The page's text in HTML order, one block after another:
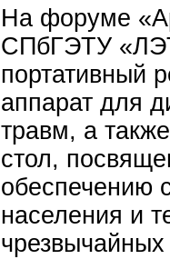
На форуме
СПбГЭТУ
портативный
аппарат для
травм, а
стол,
обеспечению
населения и